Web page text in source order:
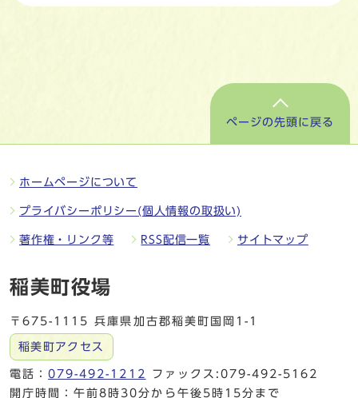
ページの先頭に戻る
ホームページについて
プライバシーポリシー(個人情報の取扱い)
著作権・リンク等 RSS配信一覧 サイトマップ
稲美町役場
〒675-1115 兵庫県加古郡稲美町国岡1-1
稲美町アクセス
電話：079-492-1212
ファックス:079-492-5162
開庁時間：午前8時30分から午後5時15分まで